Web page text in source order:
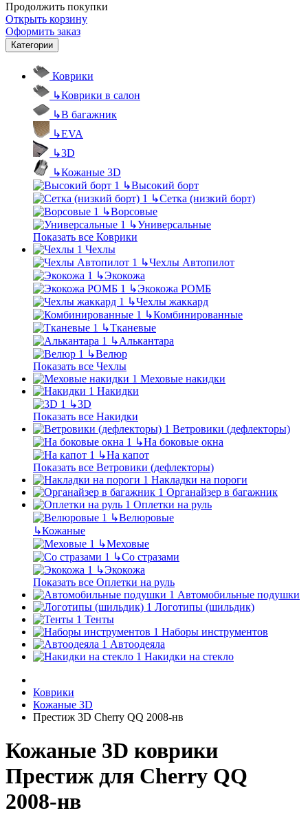
Продолжить покупки
Открыть корзину
Оформить заказ
Категории
Коврики
↳Коврики в салон
↳В багажник
↳EVA
↳3D
↳Кожаные 3D
↳Высокий борт
↳Сетка (низкий борт)
↳Ворсовые
↳Универсальные
Показать все Коврики
Чехлы
↳Чехлы Автопилот
↳Экокожа
↳Экокожа РОМБ
↳Чехлы жаккард
↳Комбинированные
↳Тканевые
↳Алькантара
↳Велюр
Показать все Чехлы
Меховые накидки
Накидки
↳3D
Показать все Накидки
Ветровики (дефлекторы)
↳На боковые окна
↳На капот
Показать все Ветровики (дефлекторы)
Накладки на пороги
Органайзер в багажник
Оплетки на руль
↳Велюровые
↳Кожаные
↳Меховые
↳Со стразами
↳Экокожа
Показать все Оплетки на руль
Автомобильные подушки
Логотипы (шильдик)
Тенты
Наборы инструментов
Автоодеяла
Накидки на стекло
Коврики
Кожаные 3D
Престиж 3D Cherry QQ 2008-нв
Кожаные 3D коврики
Престиж для Cherry QQ
2008-нв